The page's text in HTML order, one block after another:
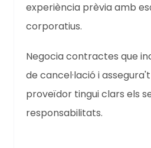
experiència prèvia amb
corporatius.
Negocia contractes que
de cancel·lació i
proveïdor tingui clars els
responsabilitats.